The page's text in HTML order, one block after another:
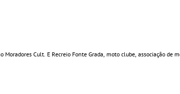
Moradores Cult. E Recreio Fonte Grada, moto clube, associação de